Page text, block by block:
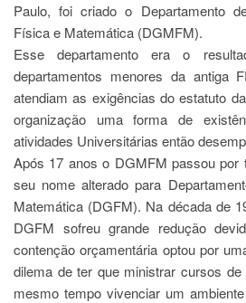
Gestão
FFCLRP
-
60
anos
Departamentos
Apresentação
Atendimento
Online
Comissões
Cursos
Paulo, foi criado o Departamento
Física e Matemática (DGMFM).
Esse departamento era o
departamentos menores da antiga
atendiam as exigências do estatuto
organização uma forma de
atividades Universitárias então
Após 17 anos o DGMFM passou por
seu nome alterado para
Matemática (DGFM). Na década de
DGFM sofreu grande redução
contenção orçamentária optou por
dilema de ter que ministrar cursos
mesmo tempo vivenciar um